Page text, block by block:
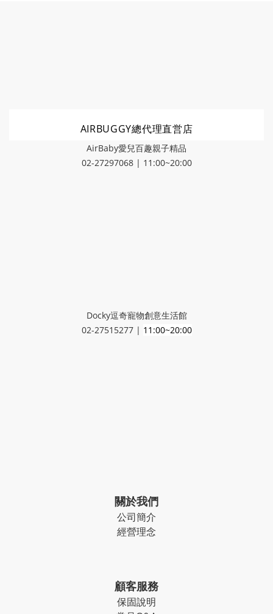
AIRBUGGY總代理直営店
AirBaby愛兒百趣親子精品
02-27297068 | 11:00~20:00
Docky逗奇寵物創意生活館
02-27515277 | 11:00~20:00
關於我們
公司簡介
經營理念
顧客服務
保固說明